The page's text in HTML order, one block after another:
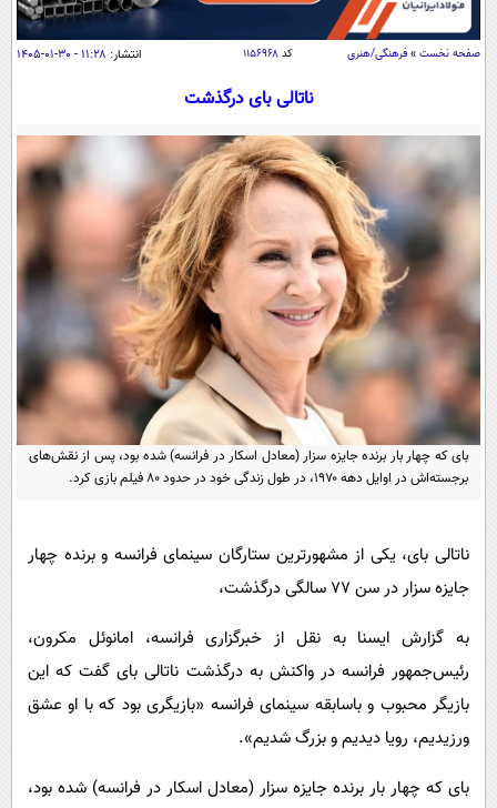
سیاسی
اقتصاد
جامعه
حوادث
سلامت
یک برش دانایی
محیط زیست
سفر و تفریح
بین الملل
سیاست خارجی
فرهنگ و هنر
علم و دانش
فناوری و It
اخبار کریپتو
قرآن
گوناگون
سرگرمی
باشگاه مغز
مجله تصویری سلاح
فیلم
اقتصاد
ورزش
سیاست
فناوری
گوناگون
حوادث
محیط زیست
سلامت
فرهنگی
بین الملل
عصر ایران 2
خواندنی ها و دیدنی ها
داستان کوتاه
روانشناسی
آشپزی
دانلود
آموزش زبان
صفحه نخست » فرهنگی/هنری کد ۱۱۵۶۹۶۸ انتشار: ۱۱:۲۸ - ۳۰-۰۱-۱۴۰۵
ناتالی بای درگذشت
بای که چهار بار برنده جایزه سزار (معادل اسکار در فرانسه) شده بود، پس از نقش‌های
برجسته‌اش در اوایل دهه ۱۹۷۰، در طول زندگی خود در حدود ۸۰ فیلم بازی کرد.
ناتالی بای، یکی از مشهورترین ستارگان سینمای فرانسه و برنده چهار
جایزه سزار در سن ۷۷ سالگی درگذشت،
به گزارش ایسنا به نقل از خبرگزاری فرانسه، امانوئل مکرون،
رئیس‌جمهور فرانسه در واکنش به درگذشت ناتالی بای گفت که این
بازیگر محبوب و باسابقه سینمای فرانسه «بازیگری بود که با او عشق
ورزیدیم، رویا دیدیم و بزرگ شدیم».
بای که چهار بار برنده جایزه سزار (معادل اسکار در فرانسه) شده بود،